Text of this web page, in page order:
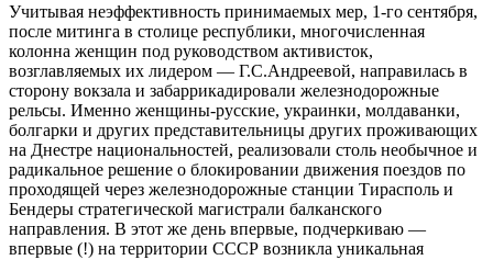
Учитывая неэффективность принимаемых мер, 1-го сентября,
после митинга в столице республики, многочисленная
колонна женщин под руководством активисток,
возглавляемых их лидером — Г.С.Андреевой, направилась в
сторону вокзала и забаррикадировали железнодорожные
рельсы. Именно женщины-русские, украинки, молдаванки,
болгарки и других представительницы других проживающих
на Днестре национальностей, реализовали столь необычное и
радикальное решение о блокировании движения поездов по
проходящей через железнодорожные станции Тирасполь и
Бендеры стратегической магистрали балканского
направления. В этот же день впервые, подчеркиваю —
впервые (!) на территории СССР возникла уникальная